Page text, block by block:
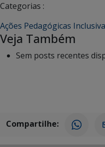
Categorias :
Ações Pedagógicas
Veja Também
Sem posts recentes
Compartilhe: